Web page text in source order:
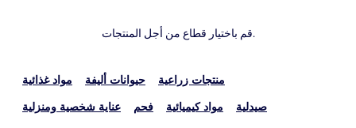
قم باختيار قطاع من أجل المنتجات.
مواد غذائية حيوانات أليفة منتجات زراعية
عناية شخصية ومنزلية فحم مواد كيميائية صيدلية